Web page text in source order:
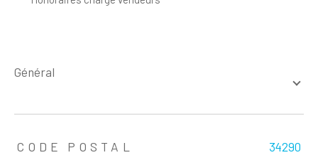
général
TRAD_ZEPHYR_Caracteristique TRAD_ZEPHYR_Valeurs
CODE POSTAL 34290